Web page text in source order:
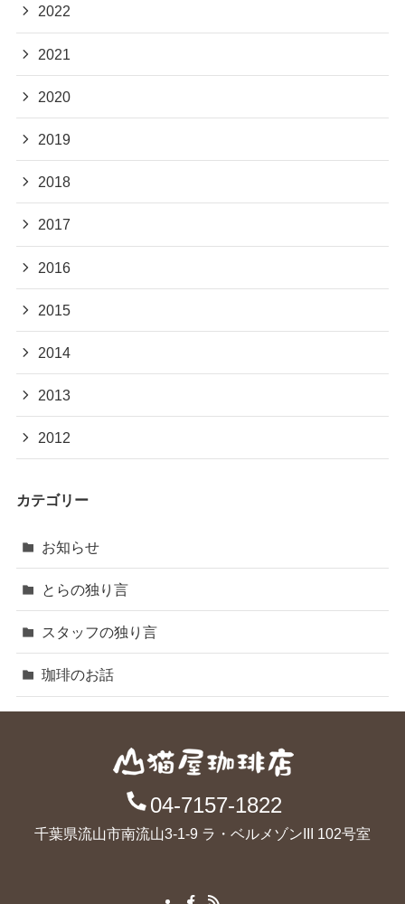
2022
2021
2020
2019
2018
2017
2016
2015
2014
2013
2012
カテゴリー
お知らせ
とらの独り言
スタッフの独り言
珈琲のお話
04-7157-1822
千葉県流山市南流山3-1-9 ラ・ベルメゾンIII 102号室